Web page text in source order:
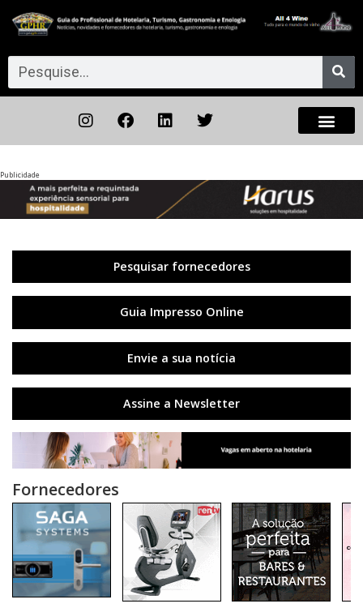
Publicidade
Pesquisar fornecedores
Guia Impresso Online
Envie a sua notícia
Assine a Newsletter
Fornecedores